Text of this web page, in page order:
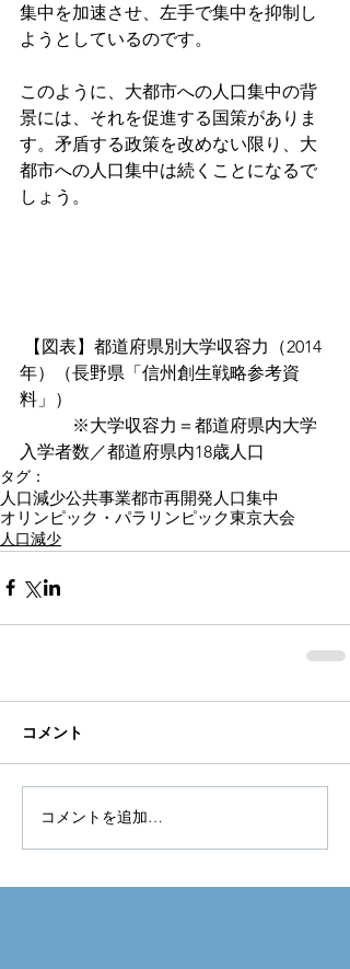
集中を加速させ、左手で集中を抑制し
ようとしているのです。
このように、大都市への人口集中の背
景には、それを促進する国策がありま
す。矛盾する政策を改めない限り、大
都市への人口集中は続くことになるで
しょう。
年）（長野県「信州創生戦略参考資
料」）
※大学収容力＝都道府県内大学
入学者数／都道府県内18歳人口
タグ：
人口減少公共事業都市再開発 人口集中
オリンピック・パラリンピック東京大会
人口減少
コメント
コメントを追加…